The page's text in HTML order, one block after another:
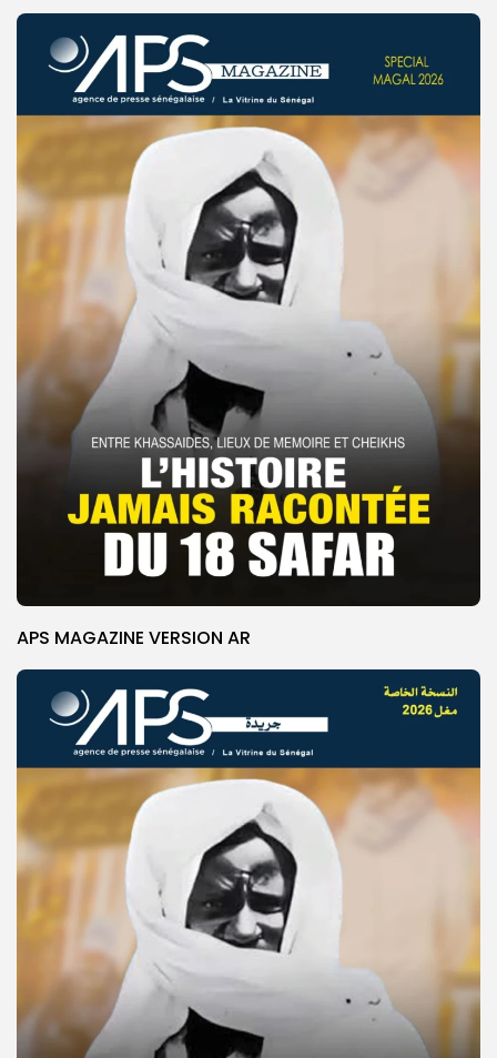
© Copyright 2025, APS
APS MAGAZINE VERSION AR